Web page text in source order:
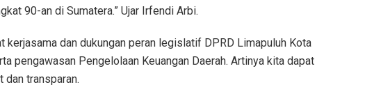
90-an di Sumatera.” Ujar Irfendi Arbi.
dan dukungan peran legislatif DPRD Limapuluh Kota
pengawasan Pengelolaan Keuangan Daerah. Artinya kita dapat
dan transparan.